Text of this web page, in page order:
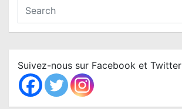
a
c
h
Suivez-nous sur Facebook et Twitter